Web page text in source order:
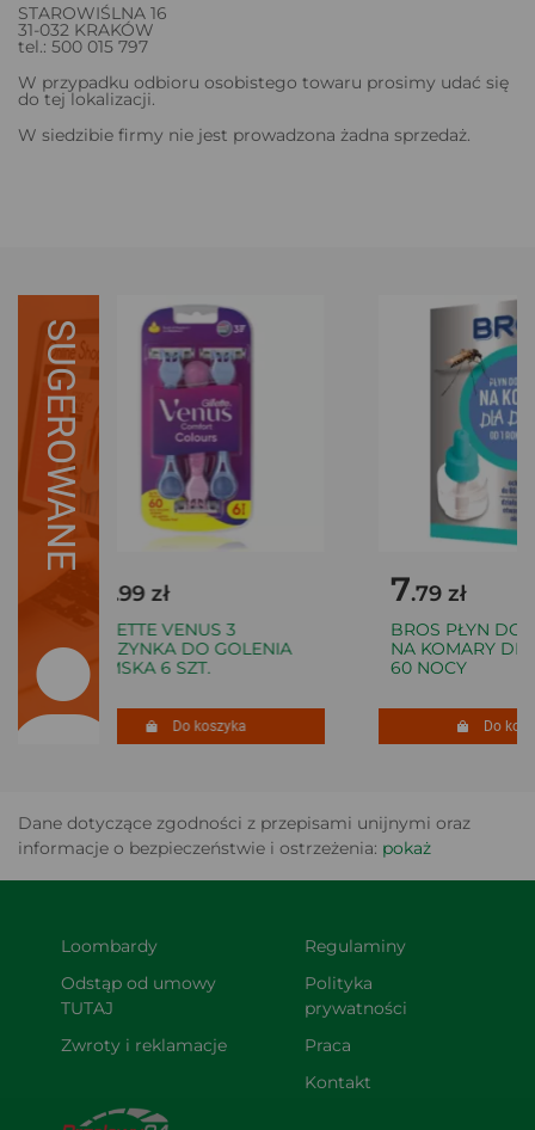
STAROWIŚLNA 16
31-032 KRAKÓW
tel.: 500 015 797
W przypadku odbioru osobistego towaru prosimy udać się
do tej lokalizacji.
W siedzibie firmy nie jest prowadzona żadna sprzedaż.
SUGEROWANE
.99 zł
GILLETTE VENUS 3
MASZYNKA DO GOLENIA
DAMSKA 6 SZT.
Do koszyka
7.79 zł
BROS PŁYN DO
NA KOMARY DLA
60 NOCY
Do
Dane dotyczące zgodności z przepisami unijnymi oraz
informacje o bezpieczeństwie i ostrzeżenia: pokaż
Loombardy
Odstąp od umowy
TUTAJ
Zwroty i reklamacje
Regulaminy
Polityka
prywatności
Praca
Kontakt